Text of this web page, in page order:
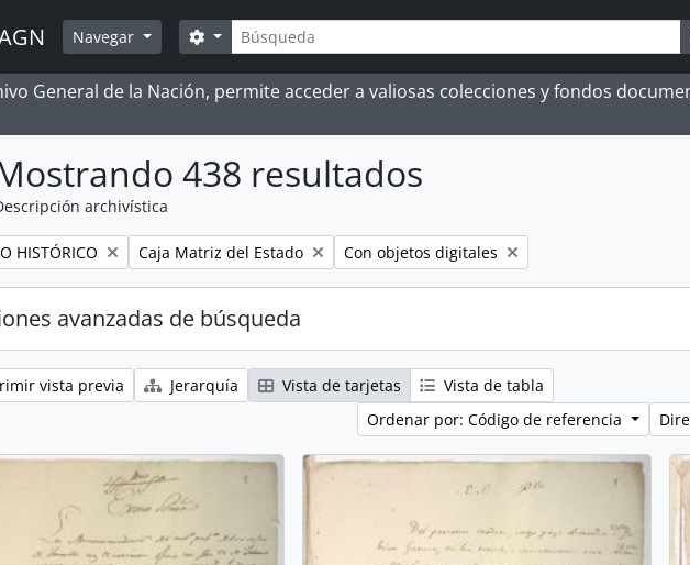
Navegar Búsqueda
Search options
General de la Nación, permite acceder a valiosas colecciones y fondos
438 resultados
archivística
filter:
HISTÓRICO Remove filter:
Caja Matriz del Estado Remove filter:
Con objetos digitales
avanzadas de búsqueda
vista previa Jerarquía Vista de tarjetas
Vista de tabla
Ordenar por: Código de referencia